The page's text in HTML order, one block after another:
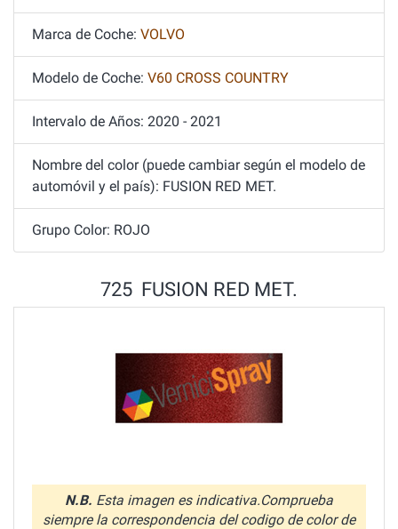
Marca de Coche: VOLVO
Modelo de Coche: V60 CROSS COUNTRY
Intervalo de Años: 2020 - 2021
Nombre del color (puede cambiar según el modelo de
automóvil y el país): FUSION RED MET.
Grupo Color: ROJO
725 FUSION RED MET.
N.B. Esta imagen es indicativa.Comprueba
siempre la correspondencia del codigo de color de